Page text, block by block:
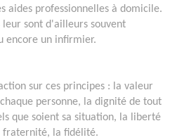
aides professionnelles à domicile.
leur sont d'ailleurs souvent
encore un infirmier.
sur ces principes : la valeur
personne, la dignité de tout
que soient sa situation, la liberté
fraternité, la fidélité.